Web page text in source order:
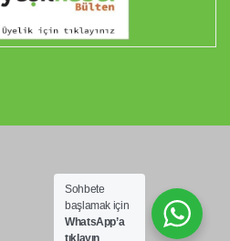
Sohbete
başlamak için
WhatsApp’a
tıklayın